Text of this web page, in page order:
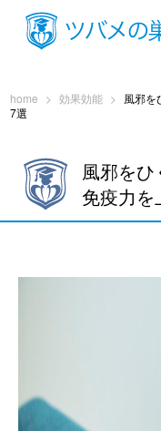
home > 効果効能 >
風邪を
7選
風邪を
免疫力を